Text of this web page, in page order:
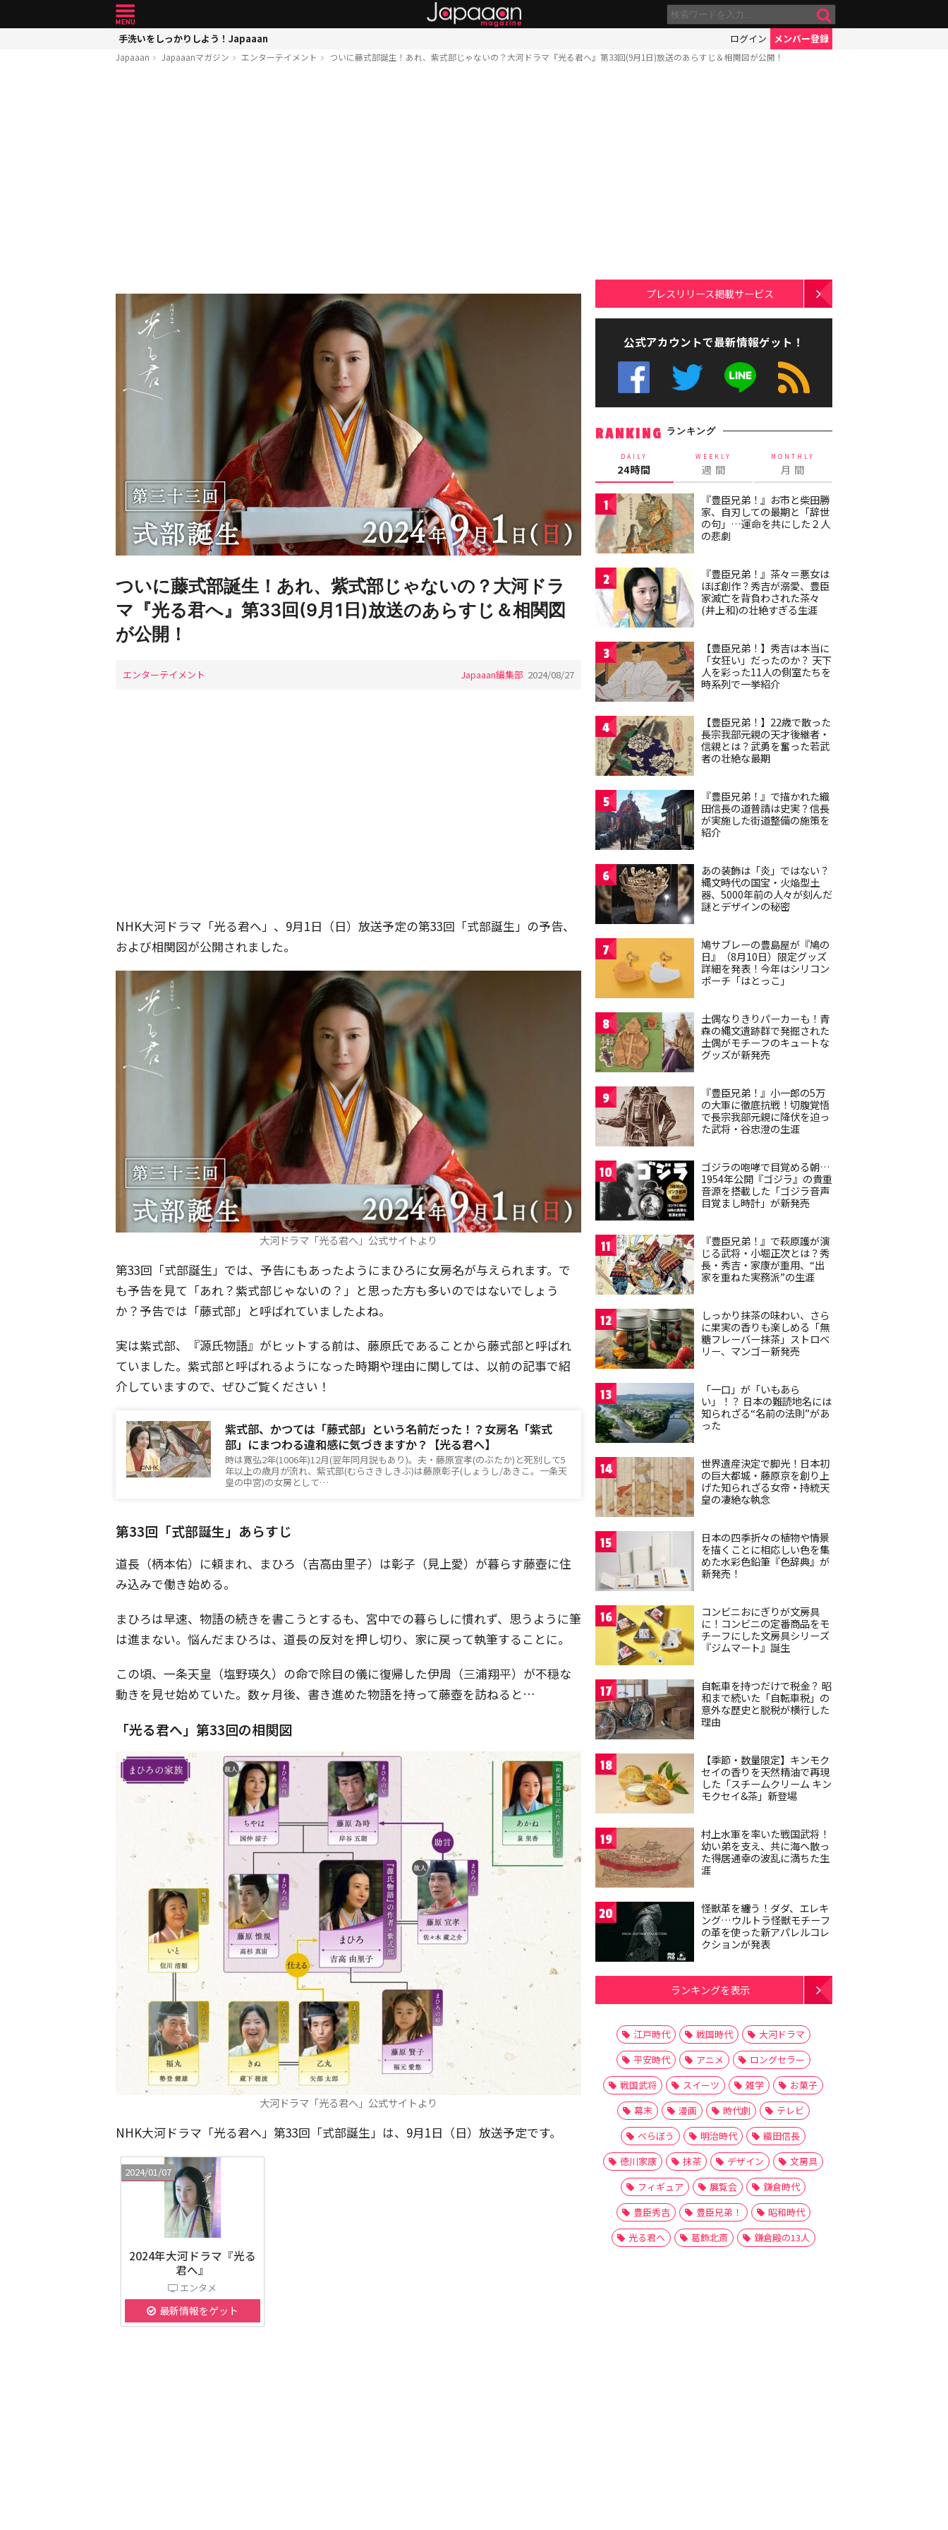
手洗いをしっかりしよう！Japaaan ログイン メンバー登録
Japaaan Japaaanマガジン エンターテイメント ついに藤式部誕生！あれ、紫式部じゃないの？大河ドラマ『光る君へ』第33回(9月1日)放送のあらすじ＆相関図が公開！
ついに藤式部誕生！あれ、紫式部じゃないの？大河ドラ
マ『光る君へ』第33回(9月1日)放送のあらすじ＆相関図
が公開！
エンターテイメント Japaaan編集部 2024/08/27
NHK大河ドラマ「光る君へ」、9月1日（日）放送予定の第33回「式部誕生」の予告、
および相関図が公開されました。
大河ドラマ「光る君へ」公式サイトより
第33回「式部誕生」では、予告にもあったようにまひろに女房名が与えられます。で
も予告を見て「あれ？紫式部じゃないの？」と思った方も多いのではないでしょう
か？予告では「藤式部」と呼ばれていましたよね。
実は紫式部、『源氏物語』がヒットする前は、藤原氏であることから藤式部と呼ばれ
ていました。紫式部と呼ばれるようになった時期や理由に関しては、以前の記事で紹
介していますので、ぜひご覧ください！
紫式部、かつては「藤式部」という名前だった！？女房名「紫式
部」にまつわる違和感に気づきますか？【光る君へ】
時は寛弘2年(1006年)12月(翌年同月説もあり)。夫・藤原宣孝(のぶたか)と死別して5
年以上の歳月が流れ、紫式部(むらさきしきぶ)は藤原彰子(しょうし/あきこ。一条天
皇の中宮)の女房として…
第33回「式部誕生」あらすじ
道長（柄本佑）に頼まれ、まひろ（吉高由里子）は彰子（見上愛）が暮らす藤壺に住
み込みで働き始める。
まひろは早速、物語の続きを書こうとするも、宮中での暮らしに慣れず、思うように筆
は進まない。悩んだまひろは、道長の反対を押し切り、家に戻って執筆することに。
この頃、一条天皇（塩野瑛久）の命で除目の儀に復帰した伊周（三浦翔平）が不穏な
動きを見せ始めていた。数ヶ月後、書き進めた物語を持って藤壺を訪ねると…
「光る君へ」第33回の相関図
大河ドラマ「光る君へ」公式サイトより
NHK大河ドラマ「光る君へ」第33回「式部誕生」は、9月1日（日）放送予定です。
2024/01/07
2024年大河ドラマ『光る
君へ』
エンタメ
最新情報をゲット
プレスリリース掲載サービス
公式アカウントで最新情報ゲット！
RANKING ランキング
DAILY
24時間
WEEKLY
週 間
MONTHLY
月 間
1
『豊臣兄弟！』お市と柴田勝
家、自刃しての最期と「辞世
の句」…運命を共にした２人
の悲劇
2
『豊臣兄弟！』茶々＝悪女は
ほぼ創作？秀吉が溺愛、豊臣
家滅亡を背負わされた茶々
(井上和)の壮絶すぎる生涯
3
【豊臣兄弟！】秀吉は本当に
「女狂い」だったのか？ 天下
人を彩った11人の側室たちを
時系列で一挙紹介
4
【豊臣兄弟！】22歳で散った
長宗我部元親の天才後継者・
信親とは？武勇を奮った若武
者の壮絶な最期
5
『豊臣兄弟！』で描かれた織
田信長の道普請は史実？信長
が実施した街道整備の施策を
紹介
6
あの装飾は「炎」ではない？
縄文時代の国宝・火焔型土
器、5000年前の人々が刻んだ
謎とデザインの秘密
7
鳩サブレーの豊島屋が『鳩の
日』（8月10日）限定グッズ
詳細を発表！今年はシリコン
ポーチ「はとっこ」
8
土偶なりきりパーカーも！青
森の縄文遺跡群で発掘された
土偶がモチーフのキュートな
グッズが新発売
9
『豊臣兄弟！』小一郎の5万
の大軍に徹底抗戦！切腹覚悟
で長宗我部元親に降伏を迫っ
た武将・谷忠澄の生涯
10
ゴジラの咆哮で目覚める朝…
1954年公開『ゴジラ』の貴重
音源を搭載した「ゴジラ音声
目覚まし時計」が新発売
11
『豊臣兄弟！』で萩原護が演
じる武将・小堀正次とは？秀
長・秀吉・家康が重用、“出
家を重ねた実務派”の生涯
12
しっかり抹茶の味わい、さら
に果実の香りも楽しめる「無
糖フレーバー抹茶」ストロベ
リー、マンゴー新発売
13
「一口」が「いもあら
い」！？ 日本の難読地名には
知られざる“名前の法則”があ
った
14
世界遺産決定で脚光！日本初
の巨大都城・藤原京を創り上
げた知られざる女帝・持統天
皇の凄絶な執念
15
日本の四季折々の植物や情景
を描くことに相応しい色を集
めた水彩色鉛筆『色辞典』が
新発売！
16
コンビニおにぎりが文房具
に！コンビニの定番商品をモ
チーフにした文房具シリーズ
『ジムマート』誕生
17
自転車を持つだけで税金？ 昭
和まで続いた「自転車税」の
意外な歴史と脱税が横行した
理由
18
【季節・数量限定】キンモク
セイの香りを天然精油で再現
した「スチームクリーム キン
モクセイ&茶」新登場
19
村上水軍を率いた戦国武将！
幼い弟を支え、共に海へ散っ
た得居通幸の波乱に満ちた生
涯
20
怪獣革を纏う！ダダ、エレキ
ング…ウルトラ怪獣モチーフ
の革を使った新アパレルコレ
クションが発表
ランキングを表示
江戸時代 戦国時代
大河ドラマ
平安時代
アニメ
ロングセラー
戦国武将
スイーツ 雑学
お菓子
幕末
漫画 時代劇
テレビ
べらぼう
明治時代
織田信長
徳川家康
抹茶 デザイン
文房具
フィギュア
展覧会
鎌倉時代
豊臣秀吉
豊臣兄弟！
昭和時代
光る君へ
葛飾北斎 鎌倉殿の13人